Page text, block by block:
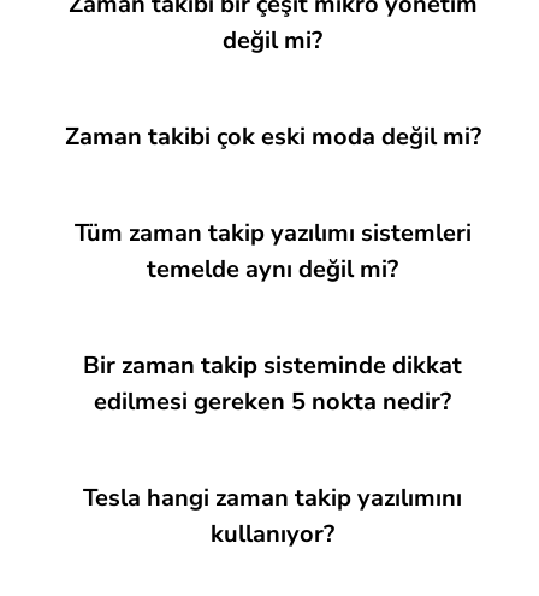
değil mi?
Zaman takibi çok eski moda değil mi?
Tüm zaman takip yazılımı sistemleri
temelde aynı değil mi?
Bir zaman takip sisteminde dikkat
edilmesi gereken 5 nokta nedir?
Tesla hangi zaman takip yazılımını
kullanıyor?